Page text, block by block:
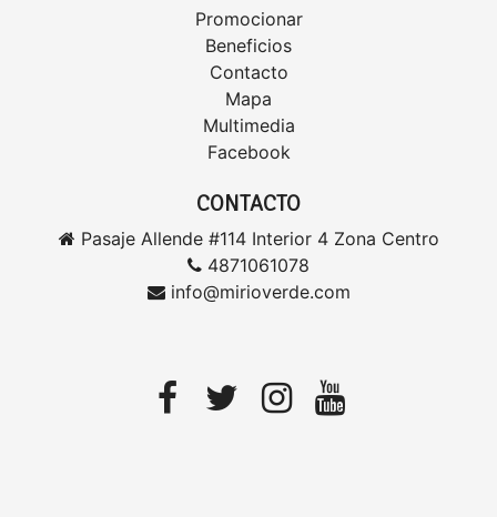
Promocionar
Beneficios
Contacto
Mapa
Multimedia
Facebook
CONTACTO
Pasaje Allende #114 Interior 4 Zona Centro
4871061078
info@mirioverde.com